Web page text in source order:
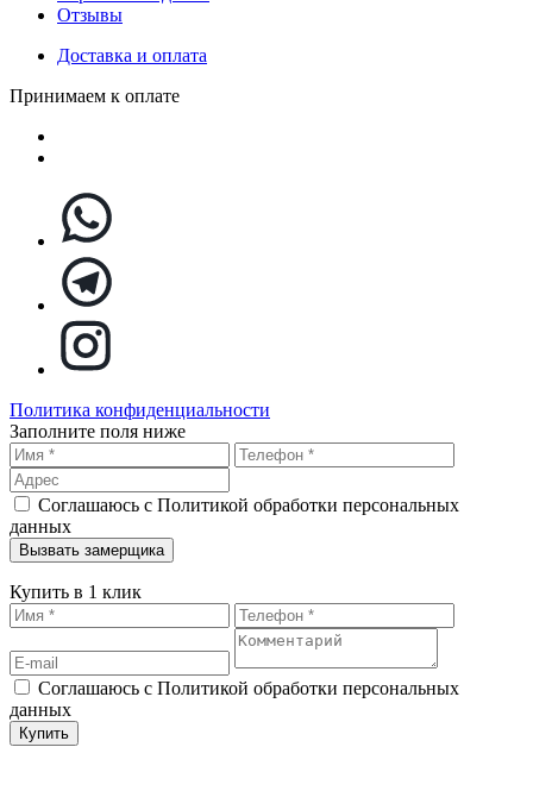
Отзывы
Доставка и оплата
Принимаем к оплате
Политика конфиденциальности
Заполните поля ниже
Соглашаюсь с Политикой обработки персональных
данных
Купить в 1 клик
Соглашаюсь с Политикой обработки персональных
данных